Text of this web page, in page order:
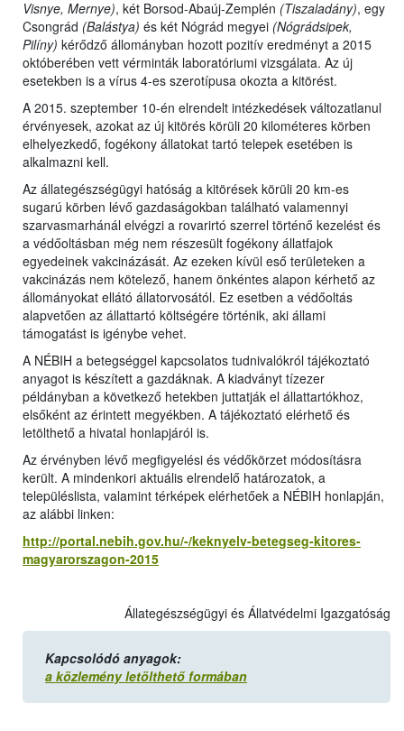
Visnye, Mernye), két Borsod-Abaúj-Zemplén (Tiszaladány), egy
Csongrád (Balástya) és két Nógrád megyei (Nógrádsipek,
Pilíny) kérődző állományban hozott pozitív eredményt a 2015
októberében vett vérminták laboratóriumi vizsgálata. Az új
esetekben is a vírus 4-es szerotípusa okozta a kitörést.
A 2015. szeptember 10-én elrendelt intézkedések változatlanul
érvényesek, azokat az új kitörés körüli 20 kilométeres körben
elhelyezkedő, fogékony állatokat tartó telepek esetében is
alkalmazni kell.
Az állategészségügyi hatóság a kitörések körüli 20 km-es
sugarú körben lévő gazdaságokban található valamennyi
szarvasmarhánál elvégzi a rovarirtó szerrel történő kezelést és
a védőoltásban még nem részesült fogékony állatfajok
egyedeinek vakcinázását. Az ezeken kívül eső területeken a
vakcinázás nem kötelező, hanem önkéntes alapon kérhető az
állományokat ellátó állatorvosától. Ez esetben a védőoltás
alapvetően az állattartó költségére történik, aki állami
támogatást is igénybe vehet.
A NÉBIH a betegséggel kapcsolatos tudnivalókról tájékoztató
anyagot is készített a gazdáknak. A kiadványt tízezer
példányban a következő hetekben juttatják el állattartókhoz,
elsőként az érintett megyékben. A tájékoztató elérhető és
letölthető a hivatal honlapjáról is.
Az érvényben lévő megfigyelési és védőkörzet módosításra
került. A mindenkori aktuális elrendelő határozatok, a
településlista, valamint térképek elérhetőek a NÉBIH honlapján,
az alábbi linken:
http://portal.nebih.gov.hu/-/keknyelv-betegseg-kitores-
magyarorszagon-2015
Állategészségügyi és Állatvédelmi Igazgatóság
Kapcsolódó anyagok:
a közlemény letölthető formában